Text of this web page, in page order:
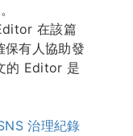
在該篇
有人協助發
的 Editor 是
治理紀錄